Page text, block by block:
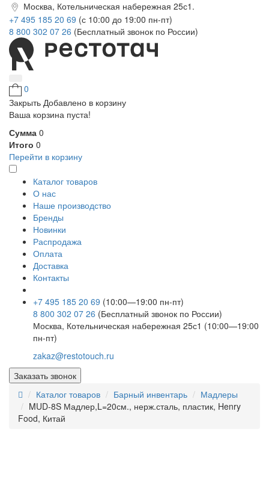
Москва, Котельническая набережная 25с1.
+7 495 185 20 69 (с 10:00 до 19:00 пн-пт)
8 800 302 07 26 (Бесплатный звонок по России)
0
Закрыть Добавлено в корзину
Ваша корзина пуста!
Сумма 0
Итого 0
Перейти в корзину
Каталог товаров
О нас
Наше производство
Бренды
Новинки
Распродажа
Оплата
Доставка
Контакты
+7 495 185 20 69 (10:00—19:00 пн-пт)
8 800 302 07 26 (Бесплатный звонок по России)
Москва, Котельническая набережная 25с1 (10:00—19:00
пн-пт)
zakaz@restotouch.ru
Заказать звонок
Каталог товаров
Барный инвентарь
Мадлеры
MUD-8S Мадлер,L=20см., нерж.сталь, пластик, Henry
Food, Китай